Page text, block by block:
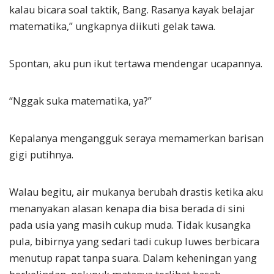
kalau bicara soal taktik, Bang. Rasanya kayak belajar
matematika,” ungkapnya diikuti gelak tawa.
Spontan, aku pun ikut tertawa mendengar ucapannya.
“Nggak suka matematika, ya?”
Kepalanya mengangguk seraya memamerkan barisan
gigi putihnya.
Walau begitu, air mukanya berubah drastis ketika aku
menanyakan alasan kenapa dia bisa berada di sini
pada usia yang masih cukup muda. Tidak kusangka
pula, bibirnya yang sedari tadi cukup luwes berbicara
menutup rapat tanpa suara. Dalam keheningan yang